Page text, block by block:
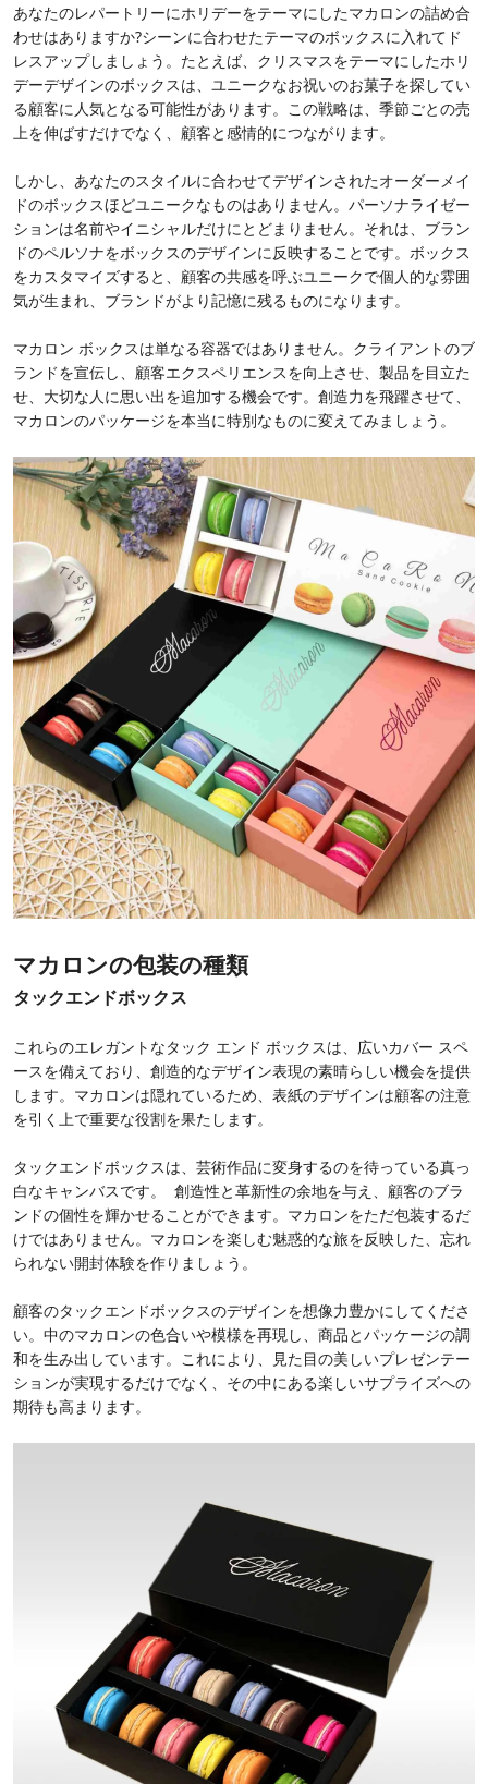
あなたのレパートリーにホリデーをテーマにしたマカロンの詰め合
わせはありますか?シーンに合わせたテーマのボックスに入れてド
レスアップしましょう。たとえば、クリスマスをテーマにしたホリ
デーデザインのボックスは、ユニークなお祝いのお菓子を探してい
る顧客に人気となる可能性があります。この戦略は、季節ごとの売
上を伸ばすだけでなく、顧客と感情的につながります。
しかし、あなたのスタイルに合わせてデザインされたオーダーメイ
ドのボックスほどユニークなものはありません。パーソナライゼー
ションは名前やイニシャルだけにとどまりません。それは、ブラン
ドのペルソナをボックスのデザインに反映することです。ボックス
をカスタマイズすると、顧客の共感を呼ぶユニークで個人的な雰囲
気が生まれ、ブランドがより記憶に残るものになります。
マカロン ボックスは単なる容器ではありません。クライアントのブ
ランドを宣伝し、顧客エクスペリエンスを向上させ、製品を目立た
せ、大切な人に思い出を追加する機会です。創造力を飛躍させて、
マカロンのパッケージを本当に特別なものに変えてみましょう。
マカロンの包装の種類
タックエンドボックス
これらのエレガントなタック エンド ボックスは、広いカバー スペ
ースを備えており、創造的なデザイン表現の素晴らしい機会を提供
します。マカロンは隠れているため、表紙のデザインは顧客の注意
を引く上で重要な役割を果たします。
タックエンドボックスは、芸術作品に変身するのを待っている真っ
白なキャンバスです。 創造性と革新性の余地を与え、顧客のブラ
ンドの個性を輝かせることができます。マカロンをただ包装するだ
けではありません。マカロンを楽しむ魅惑的な旅を反映した、忘れ
られない開封体験を作りましょう。
顧客のタックエンドボックスのデザインを想像力豊かにしてくださ
い。中のマカロンの色合いや模様を再現し、商品とパッケージの調
和を生み出しています。これにより、見た目の美しいプレゼンテー
ションが実現するだけでなく、その中にある楽しいサプライズへの
期待も高まります。